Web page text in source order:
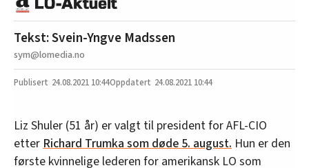
Tekst: Svein-Yngve Madssen
sym@lomedia.no
24.08.2021 10:44 24.08.2021 10:44
Liz Shuler (51 år) er valgt til president for AFL-CIO
etterRichard Trumka som døde 5. august. Hun er den
første kvinnelige lederen for amerikansk LO som